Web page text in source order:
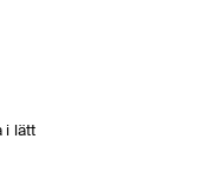
i lätt